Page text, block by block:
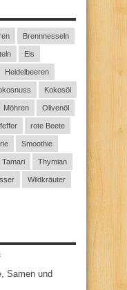
Brennnesseln
Eis
Heidelbeeren
Kokosöl
Möhren Olivenöl
rote Beete
Smoothie
Tamari Thymian
Wildkräuter
Samen und